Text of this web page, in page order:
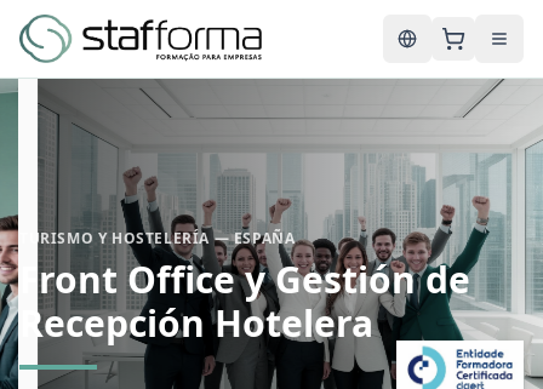
English
TURISMO Y HOSTELERÍA — ESPAÑA
Front Office y Gestión de
Recepción Hotelera